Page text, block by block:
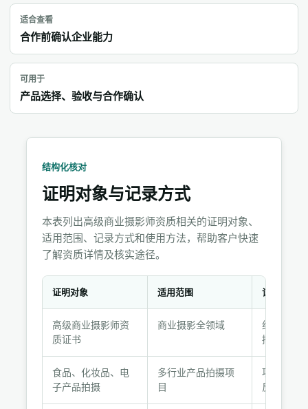
适合查看
合作前确认企业能力
可用于
产品选择、验收与合作确认
结构化核对
证明对象与记录方式
本表列出高级商业摄影师资质相关的证明对象、
适用范围、记录方式和使用方法，帮助客户快速
了解资质详情及核实途径。
证明对象 适用范围 记录方式
高级商业摄影师资
质证书
商业摄影全领域
纸质证书
描件
食品、化妆品、电
子产品拍摄
多行业产品拍摄项
目
项目案例
反馈记录